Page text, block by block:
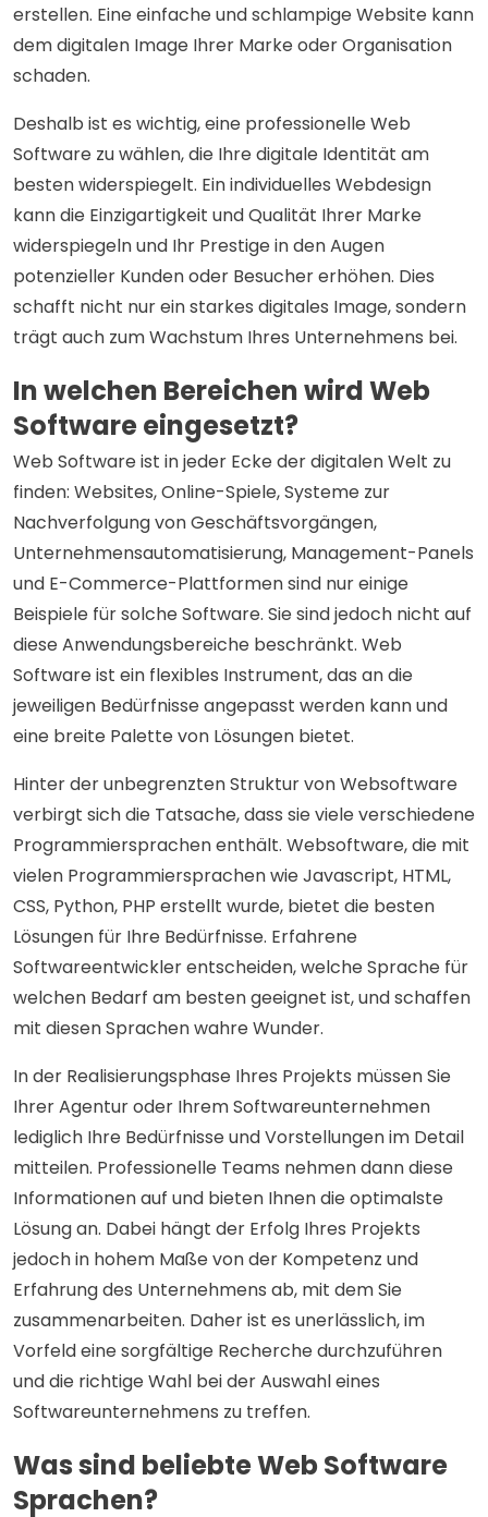
erstellen. Eine einfache und schlampige Website kann
dem digitalen Image Ihrer Marke oder Organisation
schaden.
Deshalb ist es wichtig, eine professionelle Web
Software zu wählen, die Ihre digitale Identität am
besten widerspiegelt. Ein individuelles Webdesign
kann die Einzigartigkeit und Qualität Ihrer Marke
widerspiegeln und Ihr Prestige in den Augen
potenzieller Kunden oder Besucher erhöhen. Dies
schafft nicht nur ein starkes digitales Image, sondern
trägt auch zum Wachstum Ihres Unternehmens bei.
In welchen Bereichen wird Web
Software eingesetzt?
Web Software ist in jeder Ecke der digitalen Welt zu
finden: Websites, Online-Spiele, Systeme zur
Nachverfolgung von Geschäftsvorgängen,
Unternehmensautomatisierung, Management-Panels
und E-Commerce-Plattformen sind nur einige
Beispiele für solche Software. Sie sind jedoch nicht auf
diese Anwendungsbereiche beschränkt. Web
Software ist ein flexibles Instrument, das an die
jeweiligen Bedürfnisse angepasst werden kann und
eine breite Palette von Lösungen bietet.
Hinter der unbegrenzten Struktur von Websoftware
verbirgt sich die Tatsache, dass sie viele verschiedene
Programmiersprachen enthält. Websoftware, die mit
vielen Programmiersprachen wie Javascript, HTML,
CSS, Python, PHP erstellt wurde, bietet die besten
Lösungen für Ihre Bedürfnisse. Erfahrene
Softwareentwickler entscheiden, welche Sprache für
welchen Bedarf am besten geeignet ist, und schaffen
mit diesen Sprachen wahre Wunder.
In der Realisierungsphase Ihres Projekts müssen Sie
Ihrer Agentur oder Ihrem Softwareunternehmen
lediglich Ihre Bedürfnisse und Vorstellungen im Detail
mitteilen. Professionelle Teams nehmen dann diese
Informationen auf und bieten Ihnen die optimalste
Lösung an. Dabei hängt der Erfolg Ihres Projekts
jedoch in hohem Maße von der Kompetenz und
Erfahrung des Unternehmens ab, mit dem Sie
zusammenarbeiten. Daher ist es unerlässlich, im
Vorfeld eine sorgfältige Recherche durchzuführen
und die richtige Wahl bei der Auswahl eines
Softwareunternehmens zu treffen.
Was sind beliebte Web Software
Sprachen?